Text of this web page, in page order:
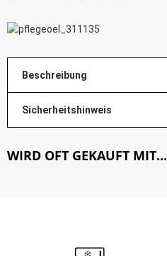
Beschreibung
Sicherheitshinweis
WIRD OFT GEKAUFT MIT...